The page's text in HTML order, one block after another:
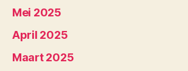
Mei 2025
April 2025
Maart 2025